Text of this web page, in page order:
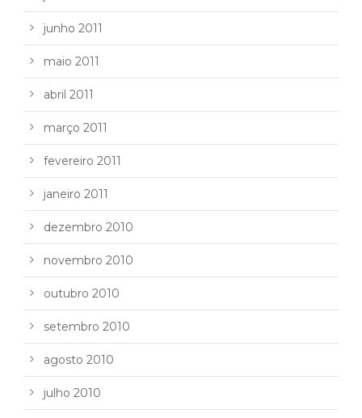
junho 2011
maio 2011
abril 2011
março 2011
fevereiro 2011
janeiro 2011
dezembro 2010
novembro 2010
outubro 2010
setembro 2010
agosto 2010
julho 2010